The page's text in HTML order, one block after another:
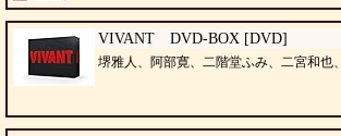
VIVANT DVD-BOX [DVD]
堺雅人、阿部寛、二階堂ふみ、二宮和也